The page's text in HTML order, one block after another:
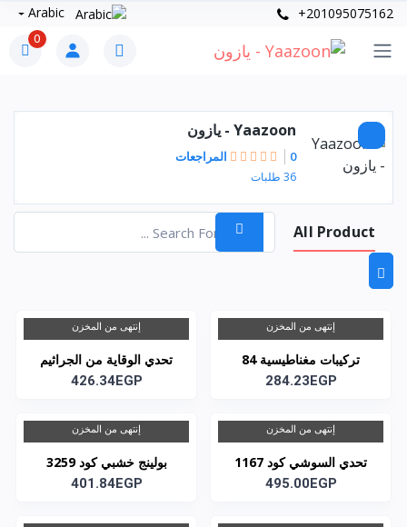
+201095075162
0
Yaazoon - يازون
0 المراجعات
36 طلبات
All Product
إنتهى من المخزن
تركيبات مغناطيسية 84
قطعة كود 2031
284.23EGP
إنتهى من المخزن
تحدي الوقاية من الجراثيم
كود 2131
426.34EGP
إنتهى من المخزن
تحدي السوشي كود 1167
495.00EGP
إنتهى من المخزن
بولينج خشبي كود 3259
401.84EGP